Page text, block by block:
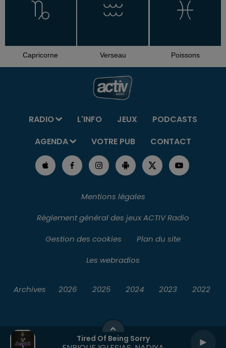
Tired Of Being Sorry
Capricorne Verseau Poissons
RADIO L'INFO JEUX
PODCASTS
AGENDA
VOTRE PUB CONTACT
Mentions légales
Règlement général des jeux ACTIV Radio
Gestion des cookies
Plan du site
Les webradios
Archives 2026 2025 2024 2023 2022